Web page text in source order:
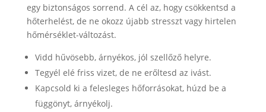
egy biztonságos sorrend. A cél az, hogy csökkentsd a
hőterhelést, de ne okozz újabb stresszt vagy hirtelen
hőmérséklet-változást.
Vidd hűvösebb, árnyékos, jól szellőző helyre.
Tegyél elé friss vizet, de ne erőltesd az ivást.
Kapcsold ki a felesleges hőforrásokat, húzd be a
függönyt, árnyékolj.